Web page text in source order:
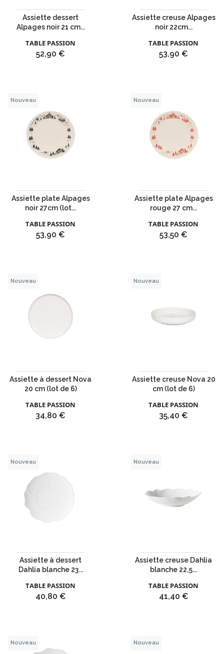
Assiette dessert
Alpages noir 21 cm...
TABLE PASSION
Prix
52,90 €
Assiette creuse Alpages
noir 22cm...
TABLE PASSION
Prix
53,90 €
Assiette plate Alpages
noir 27cm (lot...
TABLE PASSION
Prix
53,90 €
Nouveau
Assiette plate Alpages
rouge 27 cm...
TABLE PASSION
Prix
53,50 €
Nouveau
Assiette à dessert Nova
20 cm (lot de 6)
TABLE PASSION
Prix
34,80 €
Nouveau
Assiette creuse Nova 20
cm (lot de 6)
TABLE PASSION
Prix
35,40 €
Nouveau
Assiette à dessert
Dahlia blanche 23...
TABLE PASSION
Prix
40,80 €
Nouveau
Assiette creuse Dahlia
blanche 22,5...
TABLE PASSION
Prix
41,40 €
Nouveau
Nouveau Nouveau